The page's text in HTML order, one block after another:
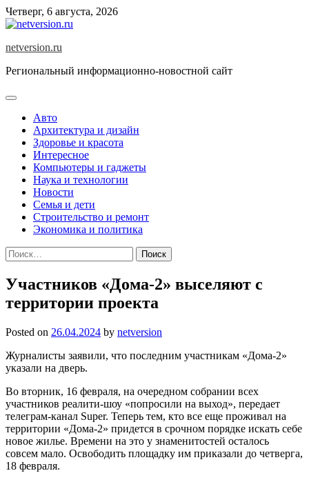
Skip
to
Четверг, 6 августа, 2026
netversion.ru
Региональный информационно-новостной сайт
Авто
Архитектура и дизайн
Здоровье и красота
Интересное
Компьютеры и гаджеты
Наука и технологии
Новости
Семья и дети
Строительство и ремонт
Экономика и политика
Найти:
Участников «Дома-2» выселяют с
территории проекта
Posted on 26.04.2024 by netversion
Журналисты заявили, что последним участникам «Дома-2»
указали на дверь.
Во вторник, 16 февраля, на очередном собрании всех
участников реалити-шоу «попросили на выход», передает
телеграм-канал Super. Теперь тем, кто все еще проживал на
территории «Дома-2» придется в срочном порядке искать себе
новое жилье. Времени на это у знаменитостей осталось
совсем мало. Освободить площадку им приказали до четверга,
18 февраля.